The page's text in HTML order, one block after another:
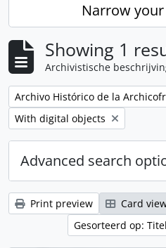
Narrow
Showing 1
Archivistische
Remove filter:
Remove filter:
With digital objects
Advanced search
Print preview Card
Gesorteerd op: Titel